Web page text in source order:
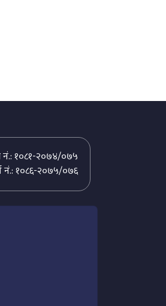
१०८१-२०७४/०७५
नं.: १०८६-२०७५/०७६